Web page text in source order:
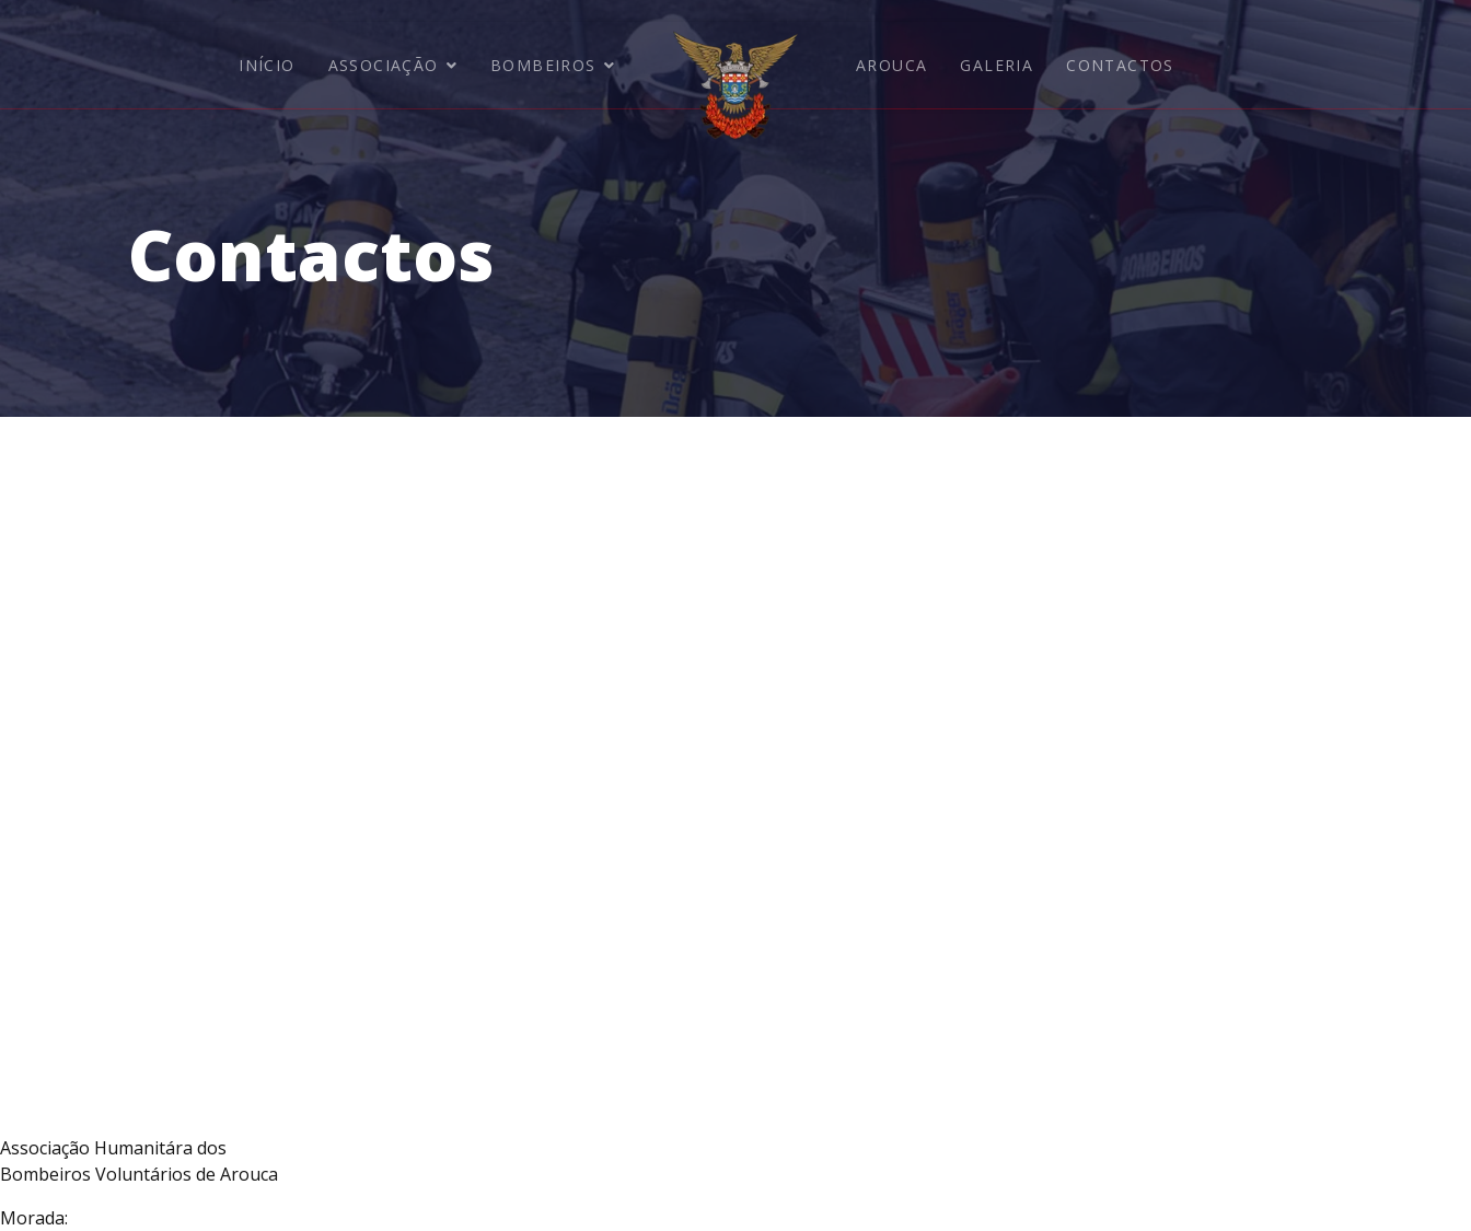
INÍCIO ASSOCIAÇÃO BOMBEIROS AROUCA GALERIA CONTACTOS
Contactos
Associação Humanitára dos
Bombeiros Voluntários de Arouca
Morada: